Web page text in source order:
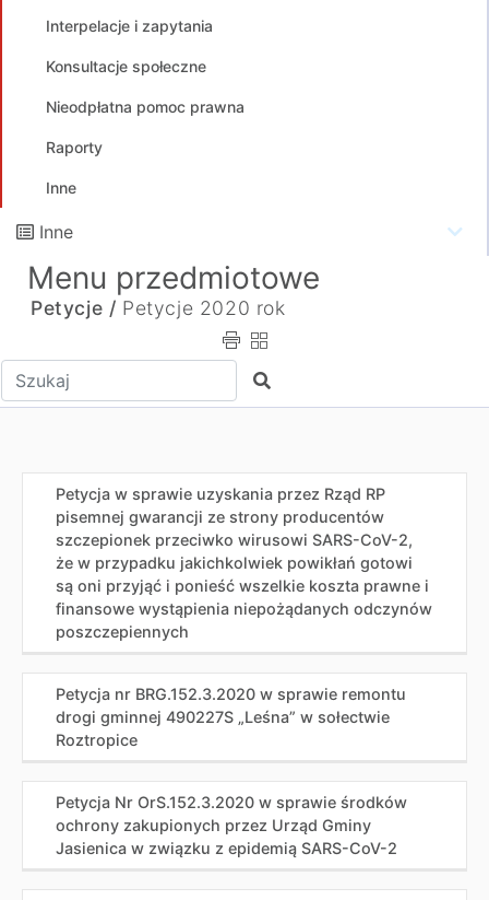
Interpelacje i zapytania
Konsultacje społeczne
Nieodpłatna pomoc prawna
Raporty
Inne
Inne
Menu przedmiotowe
Petycje / Petycje 2020 rok
Wpisz tekst do wyszukania Szukaj
Petycja w sprawie uzyskania przez Rząd RP
pisemnej gwarancji ze strony producentów
szczepionek przeciwko wirusowi SARS-CoV-2,
że w przypadku jakichkolwiek powikłań gotowi
są oni przyjąć i ponieść wszelkie koszta prawne i
finansowe wystąpienia niepożądanych odczynów
poszczepiennych
Petycja nr BRG.152.3.2020 w sprawie remontu
drogi gminnej 490227S „Leśna” w sołectwie
Roztropice
Petycja Nr OrS.152.3.2020 w sprawie środków
ochrony zakupionych przez Urząd Gminy
Jasienica w związku z epidemią SARS-CoV-2